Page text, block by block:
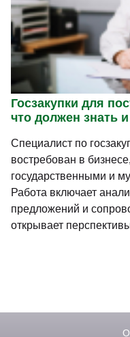
Госзакупки для
что должен знать
Специалист по
востребован в
государственными и
Работа включает
предложений и
открывает